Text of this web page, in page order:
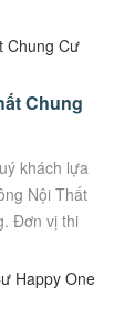
Chung
khách lựa
Nội Thất
Đơn vị thi